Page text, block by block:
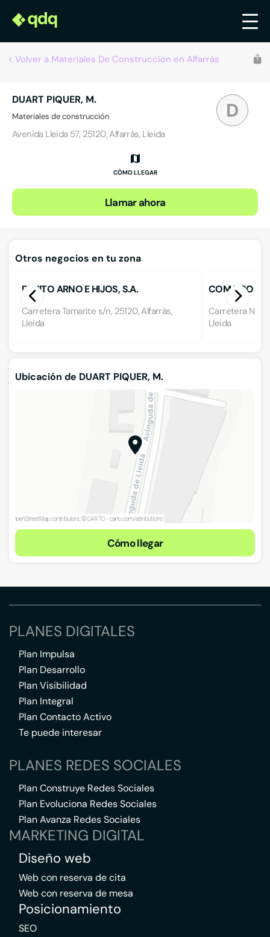
Volver a Materiales De Construccion en Alfarràs
D
DUART PIQUER, M.
Materiales de construcción
Avenida Lleida 57, 25120, Alfarràs, Lleida
CÓMO LLEGAR
Llamar ahora
Otros negocios en tu zona
BENITO ARNO E HIJOS, S.A.
Carretera Tamarite s/n, 25120, Alfarràs,
Lleida
COMAICO
Carretera N-
Lleida
Ubicación de DUART PIQUER, M.
Cómo llegar
PLANES DIGITALES
Plan Impulsa
Plan Desarrollo
Plan Visibilidad
Plan Integral
Plan Contacto Activo
Te puede interesar
PLANES REDES SOCIALES
Plan Construye Redes Sociales
Plan Evoluciona Redes Sociales
Plan Avanza Redes Sociales
MARKETING DIGITAL
Diseño web
Web con reserva de cita
Web con reserva de mesa
Posicionamiento
SEO